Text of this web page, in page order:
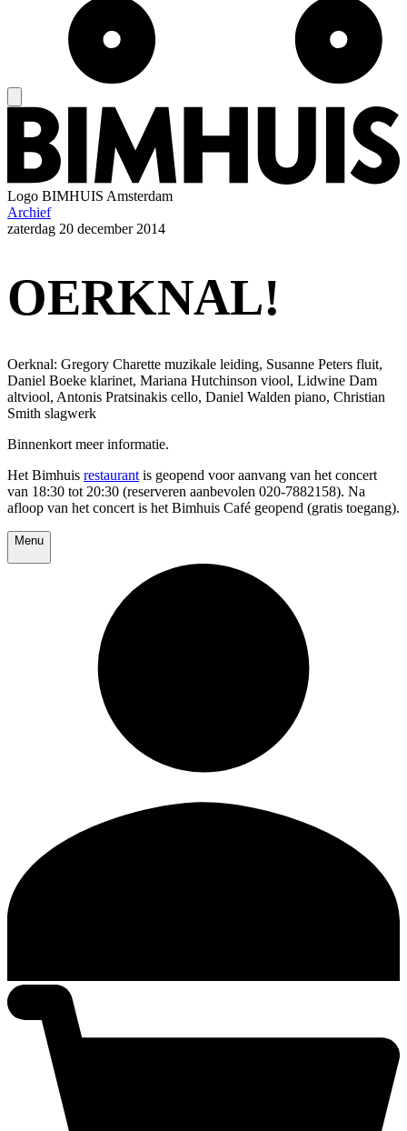
Logo BIMHUIS Amsterdam
Archief
zaterdag 20 december 2014
OERKNAL!
Oerknal: Gregory Charette muzikale leiding, Susanne Peters fluit,
Daniel Boeke klarinet, Mariana Hutchinson viool, Lidwine Dam
altviool, Antonis Pratsinakis cello, Daniel Walden piano, Christian
Smith slagwerk
Binnenkort meer informatie.
Het Bimhuis restaurant is geopend voor aanvang van het concert
van 18:30 tot 20:30 (reserveren aanbevolen 020-7882158). Na
afloop van het concert is het Bimhuis Café geopend (gratis toegang).
Menu